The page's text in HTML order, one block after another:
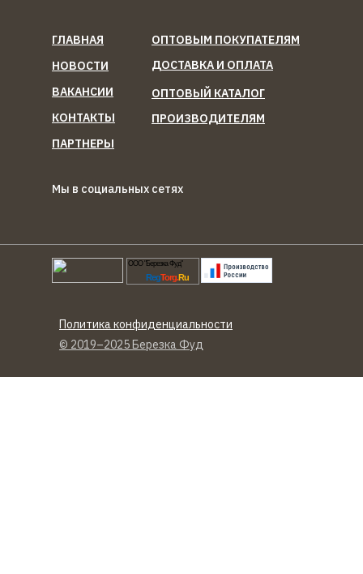
Мы в социальных сетях
© 2019–2025 Березка Фуд
ГЛАВНАЯ
НОВОСТИ
ВАКАНСИИ
КОНТАКТЫ
ПАРТНЕРЫ
ОПТОВЫМ ПОКУПАТЕЛЯМ
ДОСТАВКА И ОПЛАТА
ОПТОВЫЙ КАТАЛОГ
ПРОИЗВОДИТЕЛЯМ
Политика конфиденциальности
ООО "Березка Фуд"
RegTorg.Ru